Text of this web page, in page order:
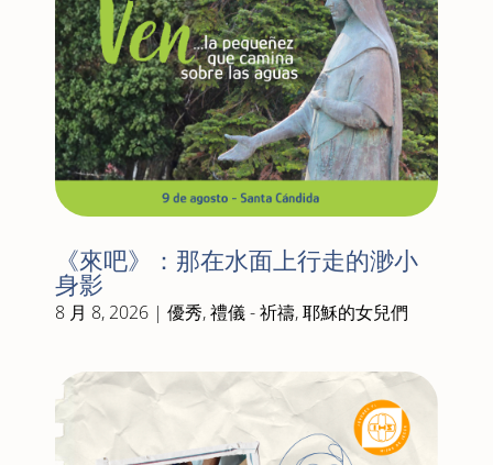
《來吧》：那在水面上行走的渺小
身影
8 月 8, 2026| 優秀,禮儀 - 祈禱,耶穌的女兒們